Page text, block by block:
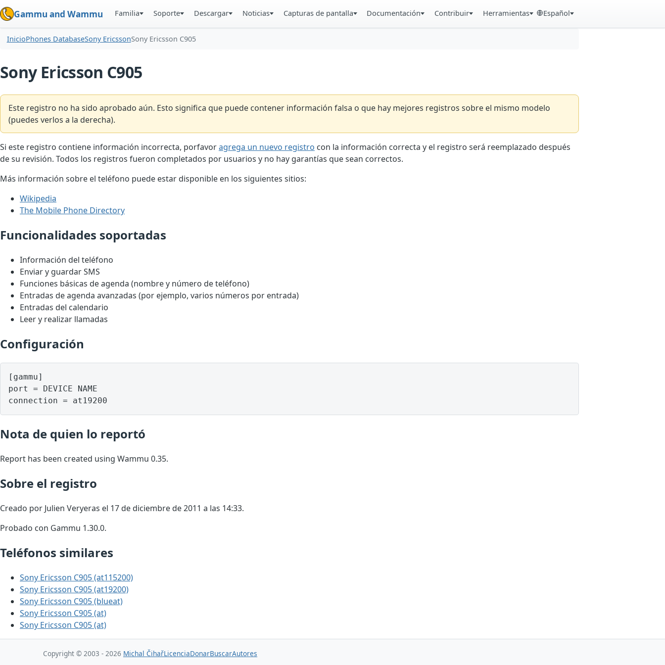
Gammu and Wammu Familia Soporte Descargar Noticias Capturas de pantalla Documentación Contribuir Herramientas Español
InicioPhones DatabaseSony EricssonSony Ericsson C905
Sony Ericsson C905
Este registro no ha sido aprobado aún. Esto significa que puede contener información falsa o que hay mejores registros sobre el mismo modelo
(puedes verlos a la derecha).
Si este registro contiene información incorrecta, porfavoragrega un nuevo registro con la información correcta y el registro será reemplazado después
de su revisión. Todos los registros fueron completados por usuarios y no hay garantías que sean correctos.
Más información sobre el teléfono puede estar disponible en los siguientes sitios:
Wikipedia
The Mobile Phone Directory
Funcionalidades soportadas
Información del teléfono
Enviar y guardar SMS
Funciones básicas de agenda (nombre y número de teléfono)
Entradas de agenda avanzadas (por ejemplo, varios números por entrada)
Entradas del calendario
Leer y realizar llamadas
Configuración
[gammu]
port = DEVICE NAME
Nota de quien lo reportó
Report has been created using Wammu 0.35.
Sobre el registro
Creado por Julien Veryeras el 17 de diciembre de 2011 a las 14:33.
Probado con Gammu 1.30.0.
Teléfonos similares
Sony Ericsson C905 (at115200)
Sony Ericsson C905 (at19200)
Sony Ericsson C905 (blueat)
Sony Ericsson C905 (at)
Sony Ericsson C905 (at)
Copyright © 2003 - 2026 Michal ČihařLicenciaDonarBuscarAutores